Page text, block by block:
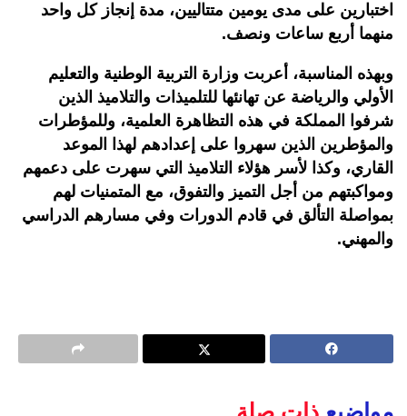
اختبارين على مدى يومين متتاليين، مدة إنجاز كل واحد
منهما أربع ساعات ونصف.
وبهذه المناسبة، أعربت وزارة التربية الوطنية والتعليم
الأولي والرياضة عن تهانئها للتلميذات والتلاميذ الذين
شرفوا المملكة في هذه التظاهرة العلمية، وللمؤطرات
والمؤطرين الذين سهروا على إعدادهم لهذا الموعد
القاري، وكذا لأسر هؤلاء التلاميذ التي سهرت على دعمهم
ومواكبتهم من أجل التميز والتفوق، مع المتمنيات لهم
بمواصلة التألق في قادم الدورات وفي مسارهم الدراسي
والمهني.